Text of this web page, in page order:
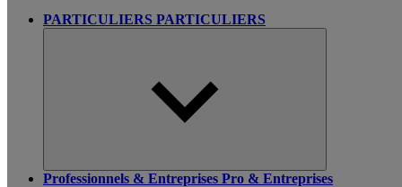
PARTICULIERS PARTICULIERS
Professionnels & Entreprises Pro & Entreprises